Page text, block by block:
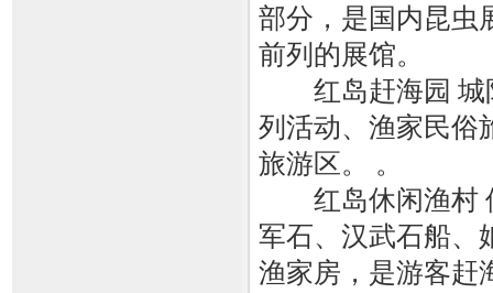
部分，是国内昆虫
前列的展馆。
红岛赶海园 城
列活动、渔家民俗
旅游区。 。
红岛休闲渔村
军石、汉武石船、
渔家房，是游客赶